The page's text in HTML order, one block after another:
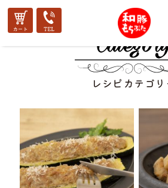
レシピカテゴリ